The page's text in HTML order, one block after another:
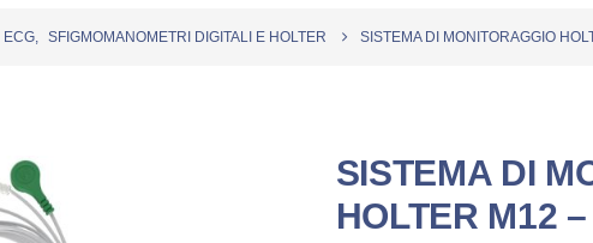
ECG SFIGMOMANOMETRI DIGITALI E HOLTER SISTEMA DI MONITORAGGIO
SISTEMA DI
HOLTER M12